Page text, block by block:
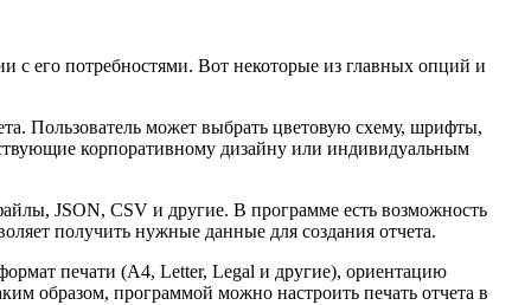
с его потребностями. Вот некоторые из главных опций и
Пользователь может выбрать цветовую схему, шрифты,
корпоративному дизайну или индивидуальным
JSON, CSV и другие. В программе есть возможность
получить нужные данные для создания отчета.
печати (A4, Letter, Legal и другие), ориентацию
образом, программой можно настроить печать отчета в